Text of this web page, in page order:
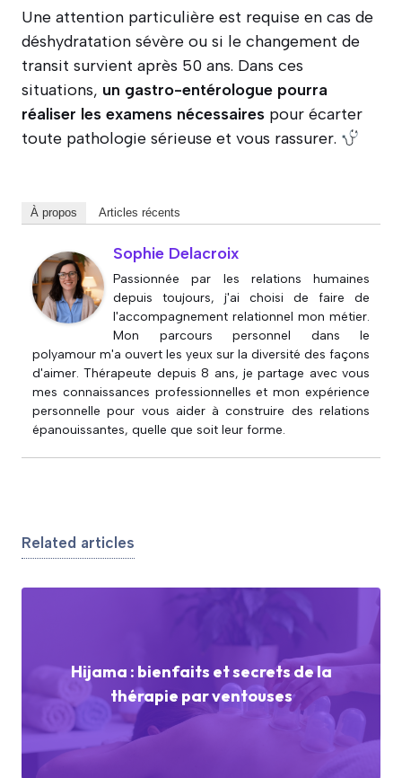
Une attention particulière est requise en cas de
déshydratation sévère ou si le changement de
transit survient après 50 ans. Dans ces
situations, un gastro-entérologue pourra
réaliser les examens nécessaires pour écarter
toute pathologie sérieuse et vous rassurer.
À propos Articles récents
Sophie Delacroix
Passionnée par les relations humaines
depuis toujours, j'ai choisi de faire de
l'accompagnement relationnel mon métier.
Mon parcours personnel dans le
polyamour m'a ouvert les yeux sur la diversité des façons
d'aimer. Thérapeute depuis 8 ans, je partage avec vous
mes connaissances professionnelles et mon expérience
personnelle pour vous aider à construire des relations
épanouissantes, quelle que soit leur forme.
Related articles
Hijama : bienfaits et secrets de la
thérapie par ventouses